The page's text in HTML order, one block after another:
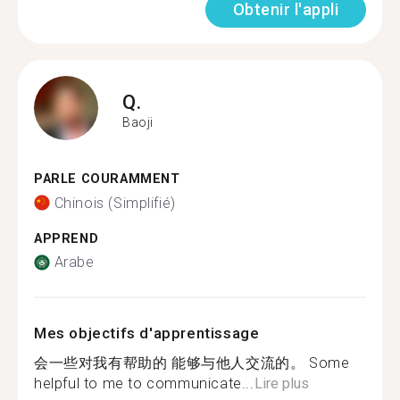
Obtenir l'appli
Q.
Baoji
PARLE COURAMMENT
Chinois (Simplifié)
APPREND
Arabe
Mes objectifs d'apprentissage
会一些对我有帮助的 能够与他人交流的。 Some
helpful to me to communicate...Lire plus